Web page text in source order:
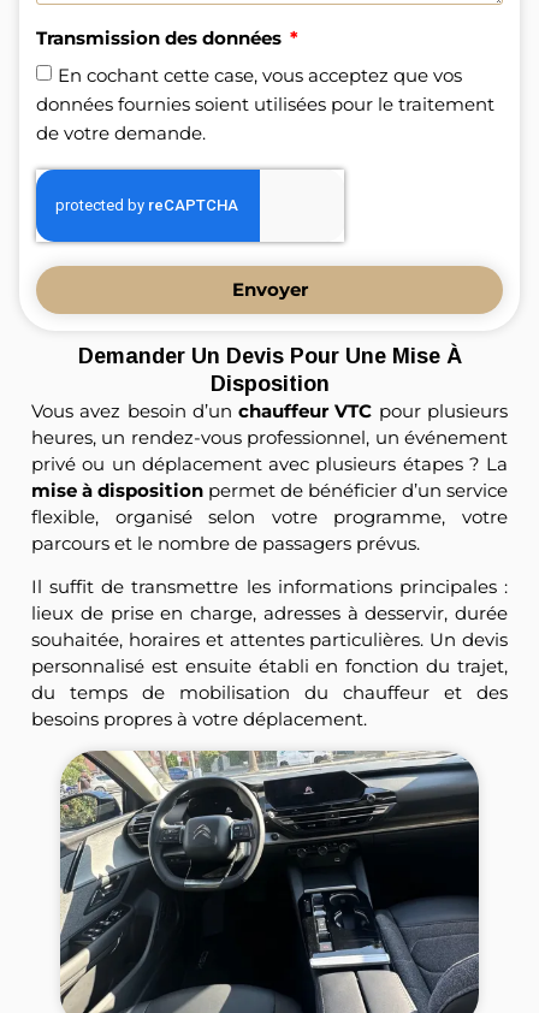
Transmission des données
En cochant cette case, vous acceptez que vos
données fournies soient utilisées pour le traitement
de votre demande.
Envoyer
Demander Un Devis Pour Une Mise À
Disposition
Vous avez besoin d’unchauffeur VTC pour plusieurs
heures, un rendez-vous professionnel, un événement
privé ou un déplacement avec plusieurs étapes ? La
mise à disposition permet de bénéficier d’un service
flexible, organisé selon votre programme, votre
parcours et le nombre de passagers prévus.
Il suffit de transmettre les informations principales :
lieux de prise en charge, adresses à desservir, durée
souhaitée, horaires et attentes particulières. Un devis
personnalisé est ensuite établi en fonction du trajet,
du temps de mobilisation du chauffeur et des
besoins propres à votre déplacement.